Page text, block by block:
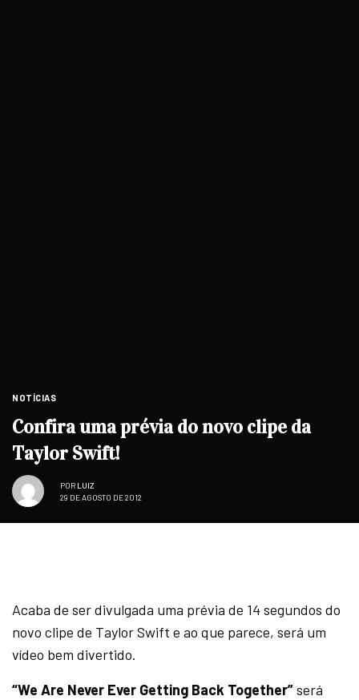
NOTÍCIAS
Confira uma prévia do novo clipe da
Taylor Swift!
POR LUIZ
29 DE AGOSTO DE 2012
Acaba de ser divulgada uma prévia de 14 segundos do
novo clipe de Taylor Swift e ao que parece, será um
vídeo bem divertido.
“We Are Never Ever Getting Back Together”será